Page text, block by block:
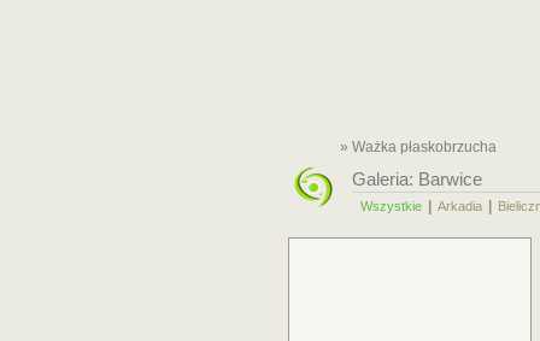
» Ważka płaskobrzucha
Galeria: Barwice
Wszystkie Arkadia